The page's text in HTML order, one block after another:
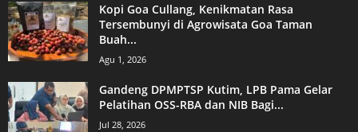
Kopi Goa Cullang, Kenikmatan Rasa
Tersembunyi di Agrowisata Goa Taman
Buah...
Agu 1, 2026
Gandeng DPMPTSP Kutim, LPB Pama Gelar
Pelatihan OSS-RBA dan NIB Bagi...
Jul 28, 2026